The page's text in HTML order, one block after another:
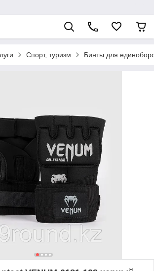
Спорт, туризм Бинты для